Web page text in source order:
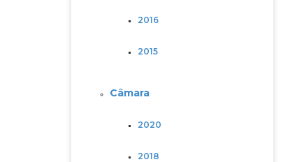
2016
2015
Câmara
2020
2018